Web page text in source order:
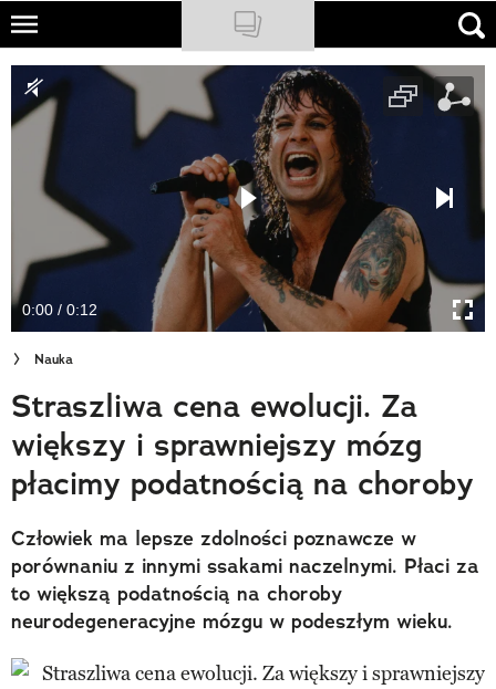
Skip
main
content
NATIONAL GEOGRAPHIC
TRAVELER
PODCASTY
Newsletter
Cuda Polski
Wielki Konkurs Fotograficzny
Trendbook Podróżniczy
Polecane
0:00 / 0:12
Nauka
Straszliwa cena ewolucji. Za
większy i sprawniejszy mózg
płacimy podatnością na choroby
Człowiek ma lepsze zdolności poznawcze w
porównaniu z innymi ssakami naczelnymi. Płaci za
to większą podatnością na choroby
neurodegeneracyjne mózgu w podeszłym wieku.